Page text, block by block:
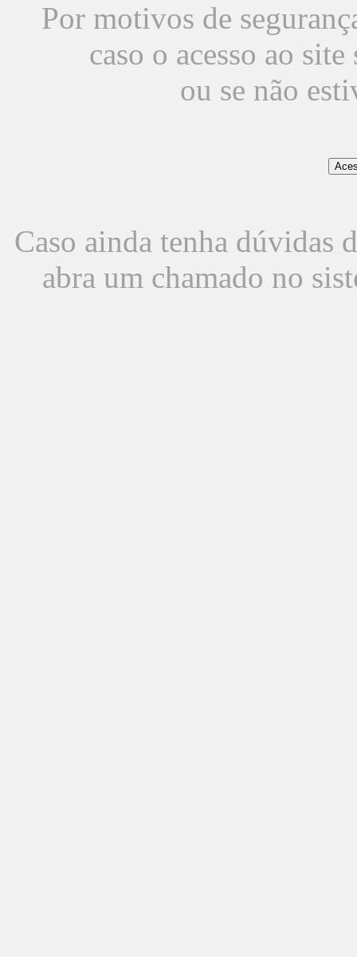
Por motivos de
caso o acesso ao
ou se não
Caso ainda tenha dúvidas
abra um chamado no